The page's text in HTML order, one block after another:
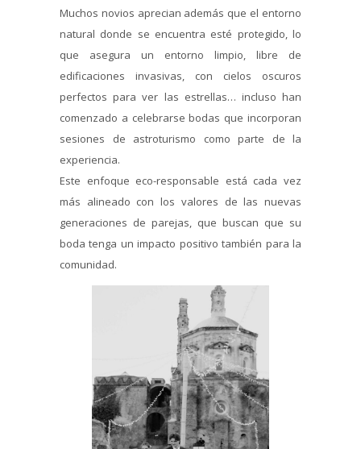
Muchos novios aprecian además que el entorno
natural donde se encuentra esté protegido, lo
que asegura un entorno limpio, libre de
edificaciones invasivas, con cielos oscuros
perfectos para ver las estrellas… incluso han
comenzado a celebrarse bodas que incorporan
sesiones de astroturismo como parte de la
experiencia.
Este enfoque eco-responsable está cada vez
más alineado con los valores de las nuevas
generaciones de parejas, que buscan que su
boda tenga un impacto positivo también para la
comunidad.